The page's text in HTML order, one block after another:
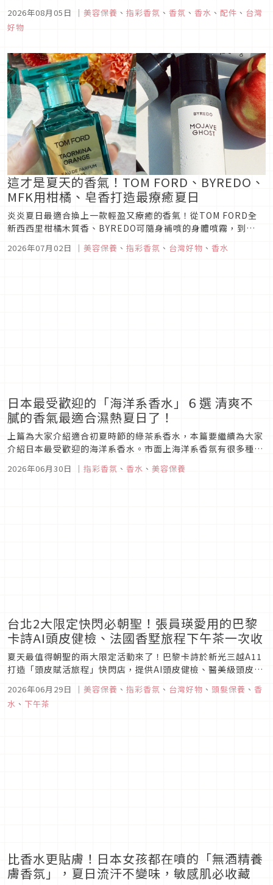
藤編風情的 Titi 隨香小伴配件。最全香氛購物清單一次更新！
2026年08月05日 ｜ 美容保養 、 指彩香氛 、 香氛 、 香水 、 配件 、 台灣
好物
這才是夏天的香氣！TOM FORD、BYREDO、
MFK用柑橘、皂香打造最療癒夏日
炎炎夏日最適合換上一款輕盈又療癒的香氣！從TOM FORD全
新西西里柑橘木質香、BYREDO可隨身補噴的身體噴霧，到
燭，精選2026夏季最值得收藏的精品香氛新品，讓香氣陪你展
2026年07月02日 ｜ 美容保養 、 指彩香氛 、 台灣好物 、 香水
日本最受歡迎的「海洋系香水」６選 清爽不
膩的香氣最適合濕熱夏日了！
上篇為大家介紹適合初夏時節的綠茶系香水，本篇要繼續為大家
介紹日本最受歡迎的海洋系香水。市面上海洋系香氛有很多種
過清爽的柑橘系水果香，交織出漫步在海邊的愜意氛圍，共通點
2026年06月30日 ｜ 指彩香氛 、 香水 、 美容保養
台北2大限定快閃必朝聖！張員瑛愛用的巴黎
卡詩AI頭皮健檢、法國香墅旅程下午茶一次收
夏天最值得朝聖的兩大限定活動來了！巴黎卡詩於新光三越A11
打造「頭皮賦活旅程」快閃店，提供AI頭皮健檢、醫美級頭皮水
則攜手PILLO推出限定聯名下午茶，以香氣與味蕾帶你漫遊南
法。
2026年06月29日 ｜ 美容保養 、 指彩香氛 、 台灣好物 、 頭髮保養 、 香
水 、 下午茶
比香水更貼膚！日本女孩都在噴的「無酒精養
膚香氛」，夏日流汗不變味，敏感肌必收藏